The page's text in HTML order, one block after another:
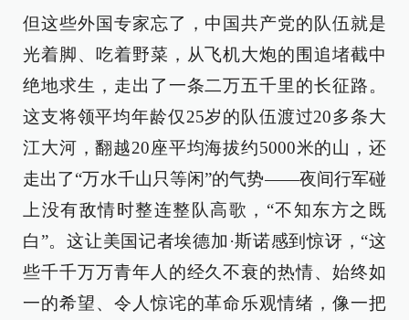
但这些外国专家忘了，中国共产党的队伍就是
光着脚、吃着野菜，从飞机大炮的围追堵截中
绝地求生，走出了一条二万五千里的长征路。
这支将领平均年龄仅25岁的队伍渡过20多条大
江大河，翻越20座平均海拔约5000米的山，还
走出了“万水千山只等闲”的气势——夜间行军碰
上没有敌情时整连整队高歌，“不知东方之既
白”。这让美国记者埃德加·斯诺感到惊讶，“这
些千千万万青年人的经久不衰的热情、始终如
一的希望、令人惊诧的革命乐观情绪，像一把